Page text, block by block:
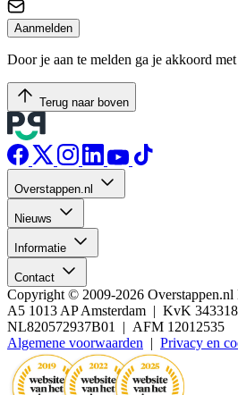
Aanmelden
Door je aan te melden ga je akkoord
Terug naar boven
Overstappen.nl
Nieuws
Informatie
Contact
Copyright © 2009-2026
A5 1013 AP Amsterdam | KvK
NL820572937B01 | AFM 12012535
Algemene voorwaarden | Privacy en